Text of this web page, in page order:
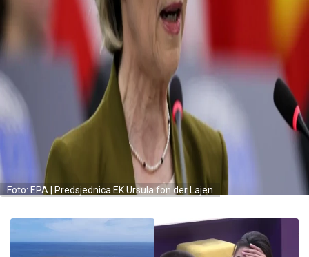
Foto: EPA | Predsjednica EK Ursula fon der Lajen